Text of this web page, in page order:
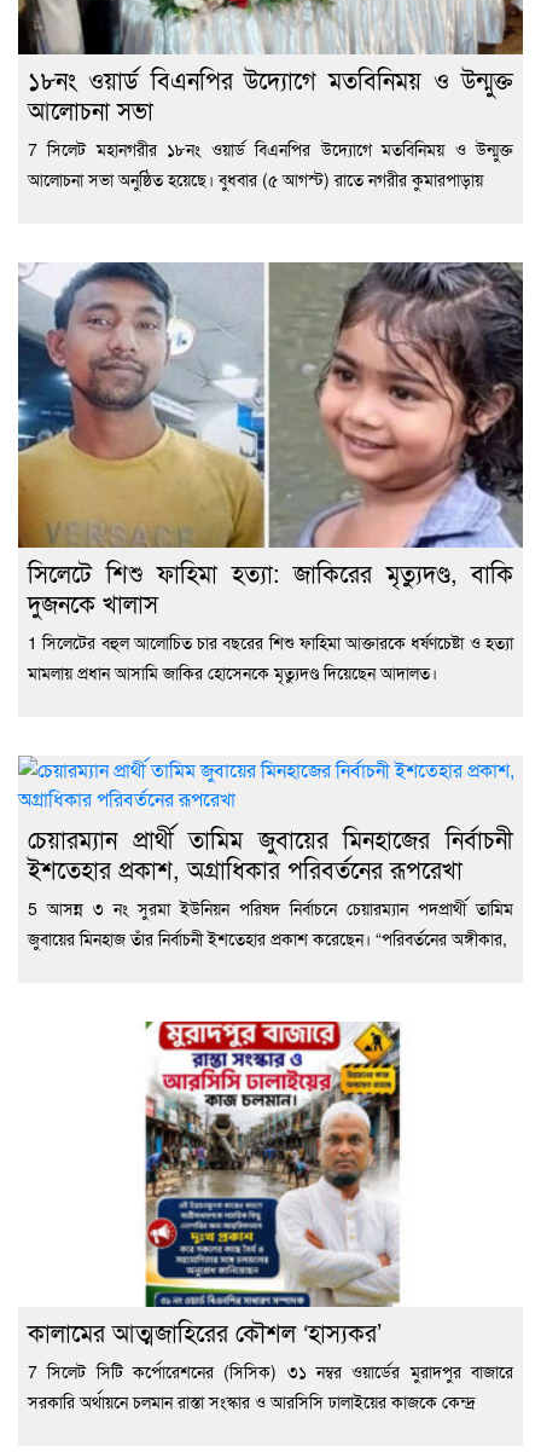
১৮নং ওয়ার্ড বিএনপির উদ্যোগে মতবিনিময় ও উন্মুক্ত
আলোচনা সভা
7 সিলেট মহানগরীর ১৮নং ওয়ার্ড বিএনপির উদ্যোগে মতবিনিময় ও উন্মুক্ত
আলোচনা সভা অনুষ্ঠিত হয়েছে। বুধবার (৫ আগস্ট) রাতে নগরীর কুমারপাড়ায়
সিলেটে শিশু ফাহিমা হত্যা: জাকিরের মৃত্যুদণ্ড, বাকি
দুজনকে খালাস
1 সিলেটের বহুল আলোচিত চার বছরের শিশু ফাহিমা আক্তারকে ধর্ষণচেষ্টা ও হত্যা
মামলায় প্রধান আসামি জাকির হোসেনকে মৃত্যুদণ্ড দিয়েছেন আদালত।
চেয়ারম্যান প্রার্থী তামিম জুবায়ের মিনহাজের নির্বাচনী
ইশতেহার প্রকাশ, অগ্রাধিকার পরিবর্তনের রূপরেখা
5 আসন্ন ৩ নং সুরমা ইউনিয়ন পরিষদ নির্বাচনে চেয়ারম্যান পদপ্রার্থী তামিম
জুবায়ের মিনহাজ তাঁর নির্বাচনী ইশতেহার প্রকাশ করেছেন। “পরিবর্তনের অঙ্গীকার,
কালামের আত্মজাহিরের কৌশল ‘হাস্যকর’
7 সিলেট সিটি কর্পোরেশনের (সিসিক) ৩১ নম্বর ওয়ার্ডের মুরাদপুর বাজারে
সরকারি অর্থায়নে চলমান রাস্তা সংস্কার ও আরসিসি ঢালাইয়ের কাজকে কেন্দ্র